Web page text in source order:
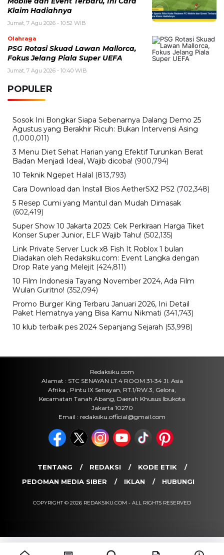
Kamis, 6 Agustus 2026 - 13:50 WIB
Tarif untuk Semua Golongan
Kamis, 6 Agustus 2026 - 13:29 WIB
Beasiswa Bakti BCA 2027 Resmi Dibuka, Cek Syarat,
Chip 2nm Jadi Sorotan
BERITA TERBARU
Chris Hansen Kembali Jadi Sorotan,
Profil Jurnalis Investigasi di Balik To
Jumat, 7 Agu 2026 - 11:23 WIB
Politik
Perombakan Kabinet Prabowo Jadi
Sorotan, Istana Tegaskan Evaluasi
Terus Berjalan
Jumat, 7 Agu 2026 - 11:15 WIB
Olahraga
Real Madrid Beri Ultimatum Vinícius
Júnior, Masa Depan Kontrak Jadi
Sorotan
Jumat, 7 Agu 2026 - 10:59 WIB
Mobile dan Event Terbaru, Ini Cara
Jumat, 7 Agu 2026 - 10:52 WIB
PSG Rotasi Skuad Lawan Mallorca,
Fokus Jelang Piala Super UEFA
Jumat, 7 Agu 2026 - 10:40 WIB
POPULER
Sosok Ini Bongkar Siapa Sebenarnya Dalang Demo 25
Agustus yang Berakhir Ricuh: Bukan Intervensi Asing